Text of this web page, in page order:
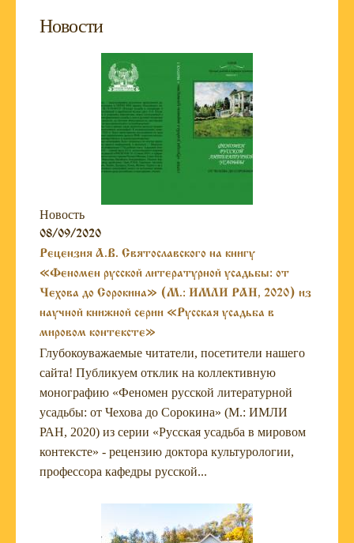
Новости
Новость
08/09/2020
Рецензия А.В. Святославского на книгу
«Феномен русской литературной усадьбы: от
Чехова до Сорокина» (М.: ИМЛИ РАН, 2020) из
научной книжной серии «Русская усадьба в
мировом контексте»
Глубокоуважаемые читатели, посетители нашего
сайта! Публикуем отклик на коллективную
монографию «Феномен русской литературной
усадьбы: от Чехова до Сорокина» (М.: ИМЛИ
РАН, 2020) из серии «Русская усадьба в мировом
контексте» - рецензию доктора культурологии,
профессора кафедры русской...